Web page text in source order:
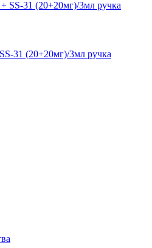
31 (20+20мг)/3мл ручка